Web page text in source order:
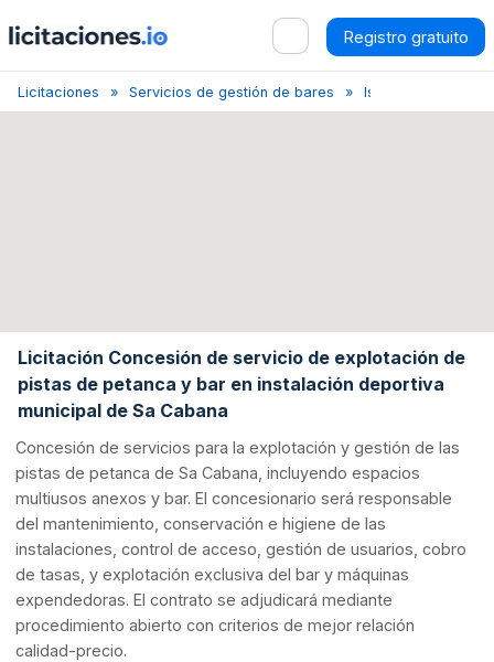
Registro gratuito
Licitaciones Servicios de gestión de bares Islas Baleares
Licitación Concesión de servicio de explotación de
pistas de petanca y bar en instalación deportiva
municipal de Sa Cabana
Concesión de servicios para la explotación y gestión de las
pistas de petanca de Sa Cabana, incluyendo espacios
multiusos anexos y bar. El concesionario será responsable
del mantenimiento, conservación e higiene de las
instalaciones, control de acceso, gestión de usuarios, cobro
de tasas, y explotación exclusiva del bar y máquinas
expendedoras. El contrato se adjudicará mediante
procedimiento abierto con criterios de mejor relación
calidad-precio.